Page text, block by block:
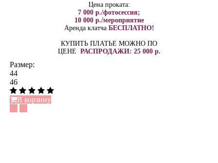
Цена проката:
7 000 р./фотосессия;
10 000 р./мероприятие
Аренда клатча БЕСПЛАТНО!
КУПИТЬ ПЛАТЬЕ МОЖНО ПО
ЦЕНЕ РАСПРОДАЖИ: 25 000 р.
Размер:
44
46
В корзину